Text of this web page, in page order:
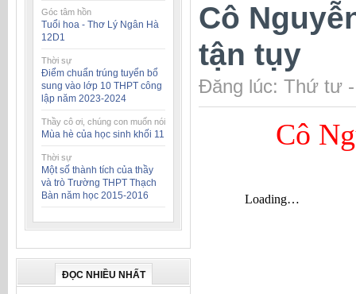
Góc tâm hồn
Tuổi hoa - Thơ Lý Ngân Hà
12D1
Thời sự
Điểm chuẩn trúng tuyển bổ
sung vào lớp 10 THPT công
lập năm 2023-2024
Thầy cô ơi, chúng con muốn nói
Mùa hè của học sinh khối 11
Thời sự
Một số thành tích của thầy
và trò Trường THPT Thạch
Bàn năm học 2015-2016
ĐỌC NHIỀU NHẤT
Cô
tận tụy
Đăng lúc: Thứ tư
Cô